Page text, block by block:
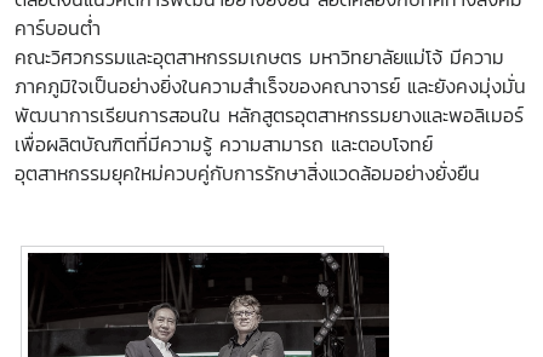
คาร์บอนต่ำ
คณะวิศวกรรมและอุตสาหกรรมเกษตร มหาวิทยาลัยแม่โจ้ มีความ
ภาคภูมิใจเป็นอย่างยิ่งในความสำเร็จของคณาจารย์ และยังคงมุ่งมั่น
พัฒนาการเรียนการสอนใน หลักสูตรอุตสาหกรรมยางและพอลิเมอร์
เพื่อผลิตบัณฑิตที่มีความรู้ ความสามารถ และตอบโจทย์
อุตสาหกรรมยุคใหม่ควบคู่กับการรักษาสิ่งแวดล้อมอย่างยั่งยืน